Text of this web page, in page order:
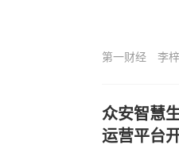
第一财经 李
众安智慧
运营平台